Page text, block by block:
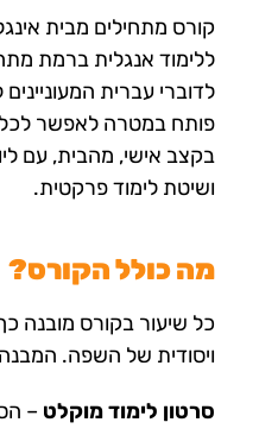
קורס מתחילים מבית
ללימוד אנגלית ברמת
לדוברי עברית
פותח במטרה לאפשר
בקצב אישי, מהבית, עם
ושיטת לימוד פרקטית.
מה כולל הקורס?
כל שיעור בקורס מובנה
ויסודית של השפה.
סרטון לימוד מוקלט –